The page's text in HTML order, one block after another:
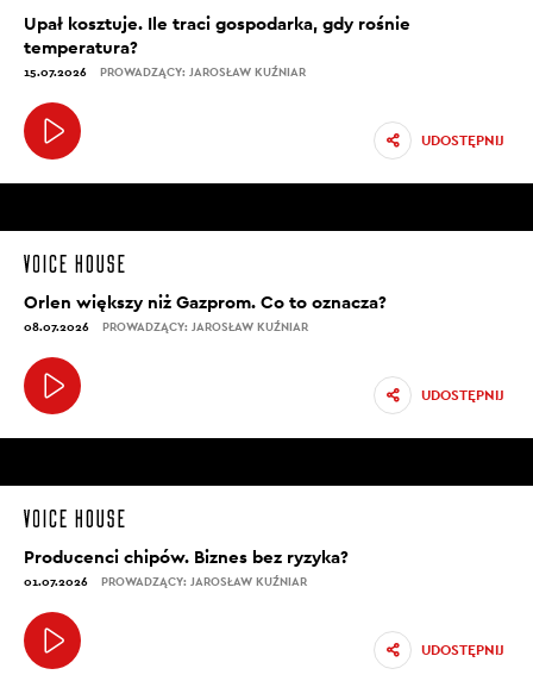
Upał kosztuje. Ile traci gospodarka, gdy rośnie
temperatura?
15.07.2026 PROWADZĄCY: JAROSŁAW KUŹNIAR
UDOSTĘPNIJ
Orlen większy niż Gazprom. Co to oznacza?
08.07.2026 PROWADZĄCY: JAROSŁAW KUŹNIAR
UDOSTĘPNIJ
Producenci chipów. Biznes bez ryzyka?
01.07.2026 PROWADZĄCY: JAROSŁAW KUŹNIAR
UDOSTĘPNIJ